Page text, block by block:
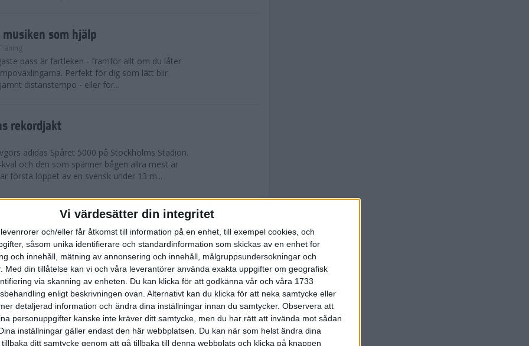
Vi värdesätter din integritet
och/eller får åtkomst till information på en enhet, till exempel cookies, och
såsom unika identifierare och standardinformation som skickas av en enhet for
och innehåll, mätning av annonsering och innehåll, målgruppsundersokningar och
Med din tillåtelse kan vi och våra leverantörer använda exakta uppgifter om geografisk
via skanning av enheten. Du kan klicka för att godkänna vår och våra 1733
enligt beskrivningen ovan. Alternativt kan du klicka för att neka samtycke eller
detaljerad information och ändra dina inställningar innan du samtycker. Observera att
personuppgifter kanske inte kräver ditt samtycke, men du har rätt att invända mot sådan
inställningar gäller endast den här webbplatsen. Du kan när som helst ändra dina
ditt samtycke genom att gå tillbaka till denna webbplats och klicka på knappen
som hjälp
pass är fartleken - framför allt om du låter
Perfekt för dig som lätt blir
distanstempo - eller för...
rekordjakt
adidas Spåret 5000 på Stockholms Stadion.
och den som spänner bågen allra mest är
första loppet av en svensk under 13 m...
veteran-VM i friidrott
VM i Friidrott i Göteborg och nu kan du vara
historiskt. Ta chansen att representera
den 13-25 augusti. Tävlingen är ...
med korta intervaller
intervaller när värmen äntligen är här – finns det